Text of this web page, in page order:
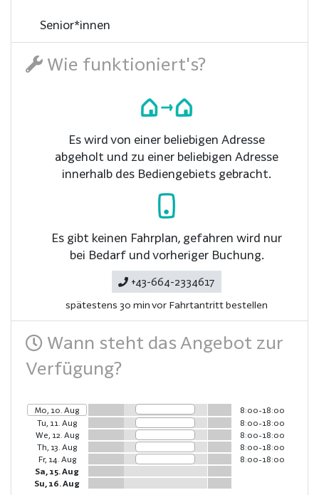
Senior*innen
Wie funktioniert's?
Es wird von einer beliebigen Adresse
abgeholt und zu einer beliebigen Adresse
innerhalb des Bediengebiets gebracht.
Es gibt keinen Fahrplan, gefahren wird nur
bei Bedarf und vorheriger Buchung.
+43-664-2334617
spätestens 30 min vor Fahrtantritt bestellen
Wann steht das Angebot zur
Verfügung?
Mo, 10. Aug
8:00-18:00
Tu, 11. Aug
8:00-18:00
We, 12. Aug
8:00-18:00
Th, 13. Aug
8:00-18:00
Fr, 14. Aug
8:00-18:00
Sa, 15. Aug
Su, 16. Aug